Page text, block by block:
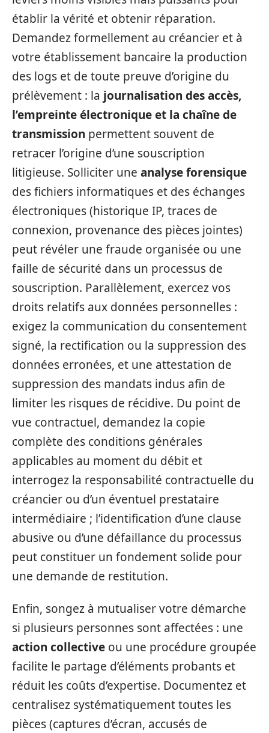
établir la vérité et obtenir réparation.
Demandez formellement au créancier et à
votre établissement bancaire la production
des logs et de toute preuve d’origine du
prélèvement : la journalisation des accès,
l’empreinte électronique et la chaîne de
transmission permettent souvent de
retracer l’origine d’une souscription
litigieuse. Solliciter une analyse forensique
des fichiers informatiques et des échanges
électroniques (historique IP, traces de
connexion, provenance des pièces jointes)
peut révéler une fraude organisée ou une
faille de sécurité dans un processus de
souscription. Parallèlement, exercez vos
droits relatifs aux données personnelles :
exigez la communication du consentement
signé, la rectification ou la suppression des
données erronées, et une attestation de
suppression des mandats indus afin de
limiter les risques de récidive. Du point de
vue contractuel, demandez la copie
complète des conditions générales
applicables au moment du débit et
interrogez la responsabilité contractuelle du
créancier ou d’un éventuel prestataire
intermédiaire ; l’identification d’une clause
abusive ou d’une défaillance du processus
peut constituer un fondement solide pour
une demande de restitution.
Enfin, songez à mutualiser votre démarche
si plusieurs personnes sont affectées : une
action collective ou une procédure groupée
facilite le partage d’éléments probants et
réduit les coûts d’expertise. Documentez et
centralisez systématiquement toutes les
pièces (captures d’écran, accusés de